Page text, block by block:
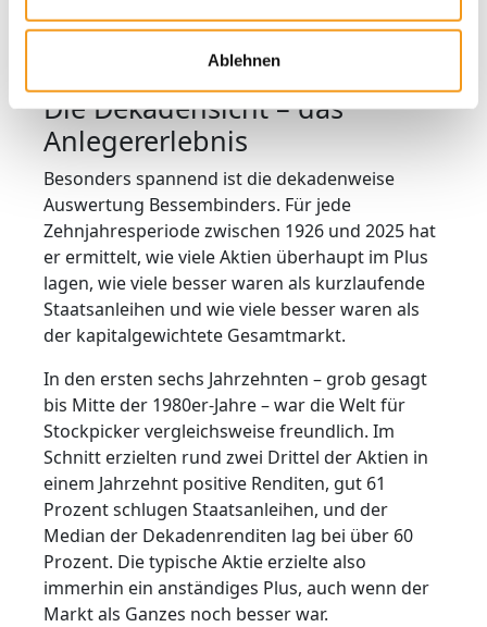
Ablehnen
Rendite reicht, wenn unter zehn Kandidaten ein
bis zwei Unternehmen erfolgreich sind.
Die Dekadensicht – das
Anlegererlebnis
Besonders spannend ist die dekadenweise
Auswertung Bessembinders. Für jede
Zehnjahresperiode zwischen 1926 und 2025 hat
er ermittelt, wie viele Aktien überhaupt im Plus
lagen, wie viele besser waren als kurzlaufende
Staatsanleihen und wie viele besser waren als
der kapitalgewichtete Gesamtmarkt.
In den ersten sechs Jahrzehnten – grob gesagt
bis Mitte der 1980er‑Jahre – war die Welt für
Stockpicker vergleichsweise freundlich. Im
Schnitt erzielten rund zwei Drittel der Aktien in
einem Jahrzehnt positive Renditen, gut 61
Prozent schlugen Staatsanleihen, und der
Median der Dekadenrenditen lag bei über 60
Prozent. Die typische Aktie erzielte also
immerhin ein anständiges Plus, auch wenn der
Markt als Ganzes noch besser war.